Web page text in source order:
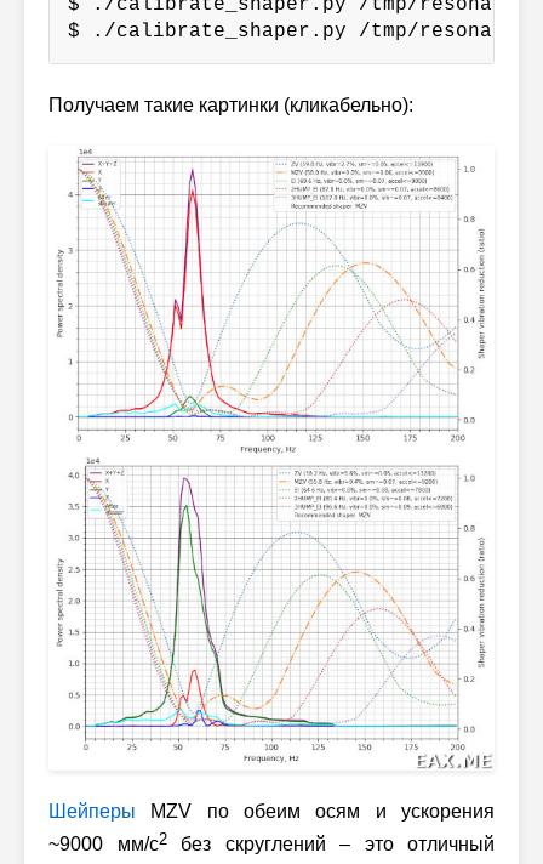
$ ./calibrate_shaper.py /tmp/
$ ./calibrate_shaper.py /tmp/
Получаем такие картинки (кликабельно):
Шейперы MZV по обеим осям и ускорения
~9000 мм/с2без скруглений – это отличный